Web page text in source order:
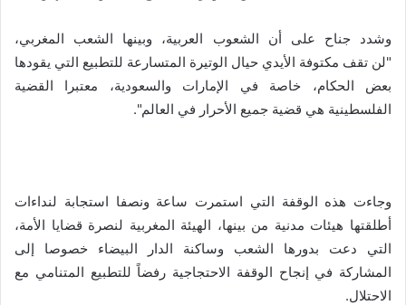
وشدد جناح على أن الشعوب العربية، وبينها الشعب المغربي،
"لن تقف مكتوفة الأيدي حيال الوتيرة المتسارعة للتطبيع التي يقودها
بعض الحكام، خاصة في الإمارات والسعودية، معتبرا القضية
الفلسطينية هي قضية جميع الأحرار في العالم".
وجاءت هذه الوقفة التي استمرت ساعة ونصفا استجابة لنداءات
أطلقتها هيئات مدنية من بينها، الهيئة المغربية لنصرة قضايا الأمة،
التي دعت بدورها الشعب وساكنة الدار البيضاء خصوصا إلى
المشاركة في إنجاح الوقفة الاحتجاجية رفضاً للتطبيع المتنامي مع
الاحتلال.